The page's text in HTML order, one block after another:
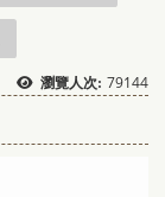
瀏覽人次: 79144